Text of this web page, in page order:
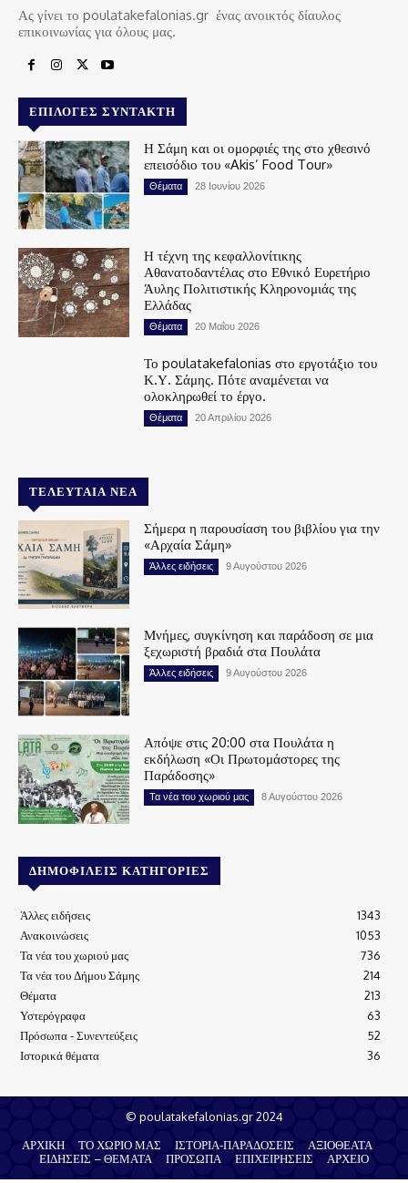
Ας γίνει το poulatakefalonias.gr ένας ανοικτός δίαυλος
επικοινωνίας για όλους μας.
ΕΠΙΛΟΓΈΣ ΣΥΝΤΆΚΤΗ
Η Σάμη και οι ομορφιές της στο χθεσινό
επεισόδιο του «Akis’ Food Tour»
Θέματα 28 Ιουνίου 2026
Η τέχνη της κεφαλλονίτικης
Αθανατοδαντέλας στο Εθνικό Ευρετήριο
Άυλης Πολιτιστικής Κληρονομιάς της
Ελλάδας
Θέματα 20 Μαΐου 2026
Το poulatakefalonias στο εργοτάξιο του
Κ.Υ. Σάμης. Πότε αναμένεται να
ολοκληρωθεί το έργο.
Θέματα 20 Απριλίου 2026
ΤΕΛΕΥΤΑΊΑ ΝΈΑ
Σήμερα η παρουσίαση του βιβλίου για την
«Αρχαία Σάμη»
Άλλες ειδήσεις 9 Αυγούστου 2026
Μνήμες, συγκίνηση και παράδοση σε μια
ξεχωριστή βραδιά στα Πουλάτα
Άλλες ειδήσεις 9 Αυγούστου 2026
Απόψε στις 20:00 στα Πουλάτα η
εκδήλωση «Οι Πρωτομάστορες της
Παράδοσης»
Τα νέα του χωριού μας 8 Αυγούστου 2026
ΔΗΜΟΦΙΛΕΊΣ ΚΑΤΗΓΟΡΊΕΣ
Άλλες ειδήσεις
1343
Ανακοινώσεις
1053
Τα νέα του χωριού μας
736
Τα νέα του Δήμου Σάμης
214
Θέματα
213
Υστερόγραφα
63
Πρόσωπα - Συνεντεύξεις
52
Ιστορικά θέματα
36
© poulatakefalonias.gr 2024
ΑΡΧΙΚΗ
ΤΟ ΧΩΡΙΟ ΜΑΣ ΙΣΤΟΡΙΑ-ΠΑΡΑΔΟΣΕΙΣ
ΑΞΙΟΘΕΑΤΑ
ΕΙΔΗΣΕΙΣ – ΘΕΜΑΤΑ
ΠΡΟΣΩΠΑ ΕΠΙΧΕΙΡΗΣΕΙΣ ΑΡΧΕΙΟ